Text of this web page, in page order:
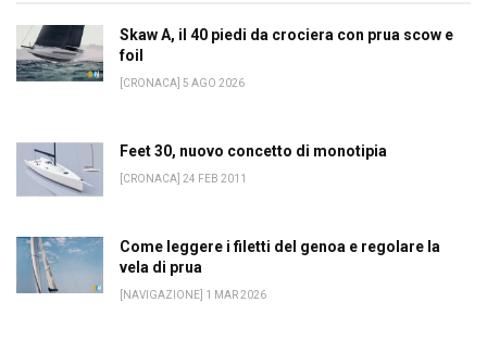
Skaw A, il 40 piedi da crociera con prua scow e
foil
[CRONACA] 5 AGO 2026
Feet 30, nuovo concetto di monotipia
[CRONACA] 24 FEB 2011
Come leggere i filetti del genoa e regolare la
vela di prua
[NAVIGAZIONE] 1 MAR 2026